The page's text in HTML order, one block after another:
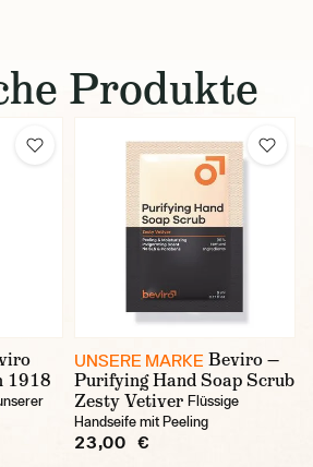
Produkte
1918
UNSERE MARKE Beviro —
Purifying Hand Soap Scrub
Zesty Vetiver Flüssige
Handseife mit Peeling
23,00 €